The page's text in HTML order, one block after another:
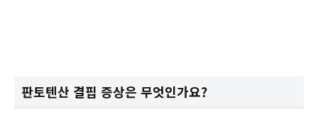
판토텐산 결핍 증상은 무엇인가요?